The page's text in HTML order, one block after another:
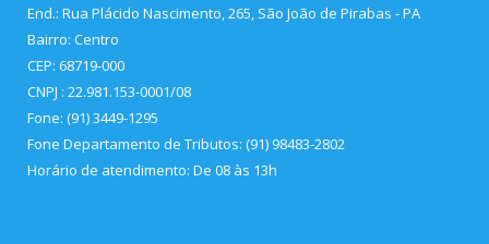
End.: Rua Plácido Nascimento, 265, São João de Pirabas - PA
Bairro: Centro
CEP: 68719-000
CNPJ : 22.981.153-0001/08
Fone: (91) 3449-1295
Fone Departamento de Tributos: (91) 98483-2802
Horário de atendimento: De 08 às 13h